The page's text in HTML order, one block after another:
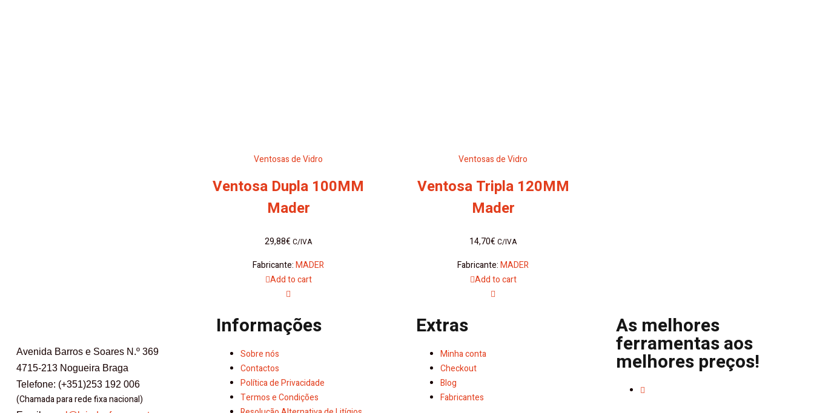
Ventosas de Vidro
Ventosa Dupla 100MM
Mader
29,88€ C/IVA
Fabricante:MADER
Add to cart
Ventosas de Vidro
Ventosa Tripla 120MM
Mader
14,70€ C/IVA
Fabricante:MADER
Add to cart
Avenida Barros e Soares N.º 369
4715-213 Nogueira Braga
Telefone: (+351)253 192 006
(Chamada para rede fixa nacional)
Informações
Sobre nós
Contactos
Política de Privacidade
Termos e Condições
Extras
Minha conta
Checkout
Blog
Fabricantes
As melhores
ferramentas aos
melhores preços!